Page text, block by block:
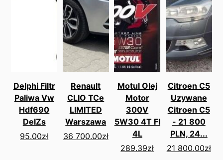
Delphi Filtr
Paliwa Vw
Hdf690
DelZs
95.00zł
Renault
CLIO TCe
LIMITED
Warszawa
36 700.00zł
Motul Olej
Motor
300V
5W30 4T Fl
4L
289.39zł
Citroen C5
Uzywane
Citroen C5
- 21 800
PLN, 24...
21 800.00zł